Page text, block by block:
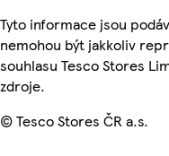
Tyto informace jsou
nemohou být jakkoliv
souhlasu Tesco Stores
zdroje.
© Tesco Stores ČR a.s.